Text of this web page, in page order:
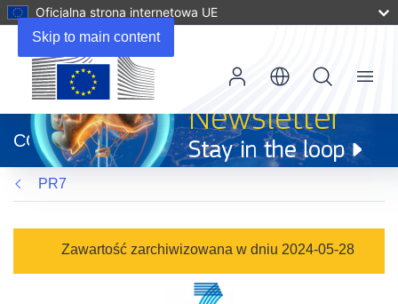
Skip to main content
Oficjalna strona internetowa UE
otworzy
się
w
nowym
oknie)
CORDIS
Menu
PR7
Zawartość zarchiwizowana w dniu 2024-05-28